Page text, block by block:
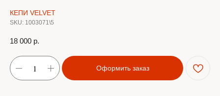
КЕПИ VELVET
SKU: 1003071\5
18 000 р.
Оформить заказ